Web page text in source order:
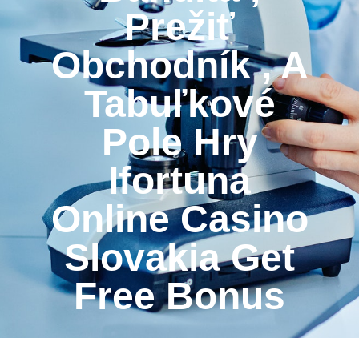
Prežiť
Obchodník , A
Tabuľkové
Pole Hry
Ifortuna
Online Casino
Slovakia Get
Free Bonus